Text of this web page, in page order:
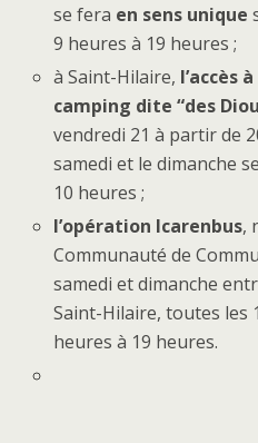
se fera en sens unique
9 heures à 19 heures ;
à Saint-Hilaire, l’accès
camping dite “des
vendredi 21 à partir de
samedi et le dimanche
10 heures ;
l’opération Icarenbus,
Communauté de
samedi et dimanche
Saint-Hilaire, toutes les
heures à 19 heures.